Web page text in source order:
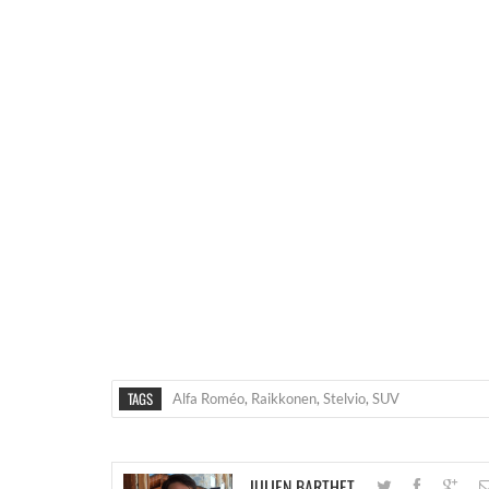
TAGS Alfa Roméo, Raikkonen, Stelvio, SUV